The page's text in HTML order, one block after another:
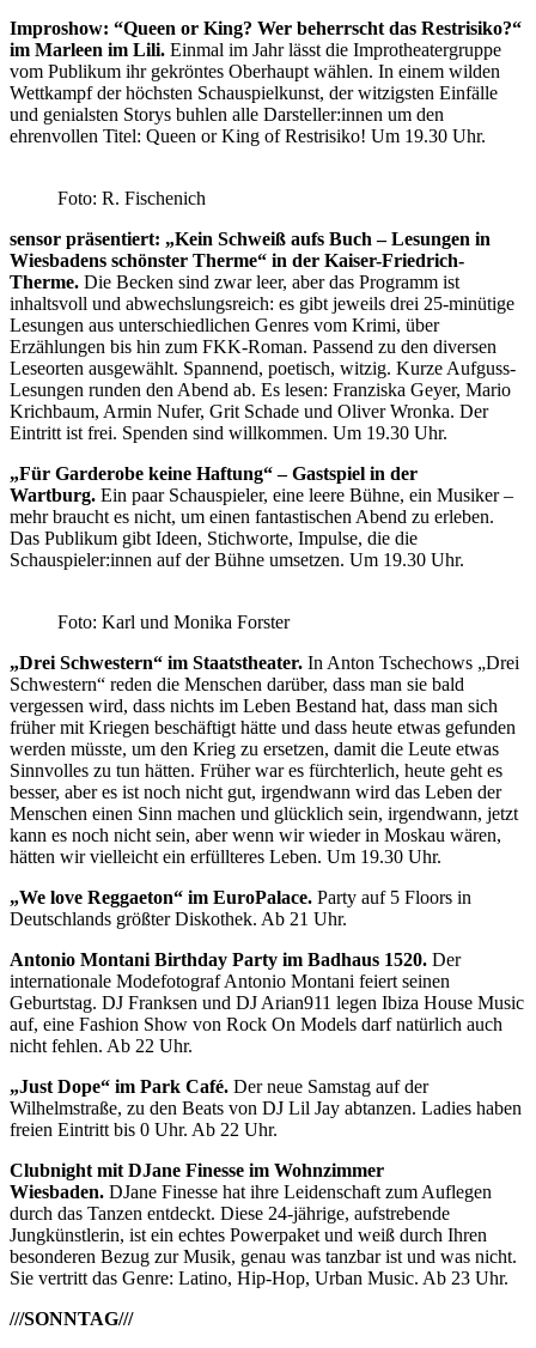
Improshow: “Queen or King? Wer beherrscht das Restrisiko?“
im Marleen im Lili. Einmal im Jahr lässt die Improtheatergruppe
vom Publikum ihr gekröntes Oberhaupt wählen. In einem wilden
Wettkampf der höchsten Schauspielkunst, der witzigsten Einfälle
und genialsten Storys buhlen alle Darsteller:innen um den
ehrenvollen Titel: Queen or King of Restrisiko! Um 19.30 Uhr.
Foto: R. Fischenich
sensor präsentiert: „Kein Schweiß aufs Buch – Lesungen in
Wiesbadens schönster Therme“ in der Kaiser-Friedrich-
Therme. Die Becken sind zwar leer, aber das Programm ist
inhaltsvoll und abwechslungsreich: es gibt jeweils drei 25-minütige
Lesungen aus unterschiedlichen Genres vom Krimi, über
Erzählungen bis hin zum FKK-Roman. Passend zu den diversen
Leseorten ausgewählt. Spannend, poetisch, witzig. Kurze Aufguss-
Lesungen runden den Abend ab. Es lesen: Franziska Geyer, Mario
Krichbaum, Armin Nufer, Grit Schade und Oliver Wronka. Der
Eintritt ist frei. Spenden sind willkommen. Um 19.30 Uhr.
„Für Garderobe keine Haftung“ – Gastspiel in der
Wartburg. Ein paar Schauspieler, eine leere Bühne, ein Musiker –
mehr braucht es nicht, um einen fantastischen Abend zu erleben.
Das Publikum gibt Ideen, Stichworte, Impulse, die die
Schauspieler:innen auf der Bühne umsetzen. Um 19.30 Uhr.
Foto: Karl und Monika Forster
„Drei Schwestern“ im Staatstheater. In Anton Tschechows „Drei
Schwestern“ reden die Menschen darüber, dass man sie bald
vergessen wird, dass nichts im Leben Bestand hat, dass man sich
früher mit Kriegen beschäftigt hätte und dass heute etwas gefunden
werden müsste, um den Krieg zu ersetzen, damit die Leute etwas
Sinnvolles zu tun hätten. Früher war es fürchterlich, heute geht es
besser, aber es ist noch nicht gut, irgendwann wird das Leben der
Menschen einen Sinn machen und glücklich sein, irgendwann, jetzt
kann es noch nicht sein, aber wenn wir wieder in Moskau wären,
hätten wir vielleicht ein erfüllteres Leben. Um 19.30 Uhr.
„We love Reggaeton“ im EuroPalace. Party auf 5 Floors in
Deutschlands größter Diskothek. Ab 21 Uhr.
Antonio Montani Birthday Party im Badhaus 1520. Der
internationale Modefotograf Antonio Montani feiert seinen
Geburtstag. DJ Franksen und DJ Arian911 legen Ibiza House Music
auf, eine Fashion Show von Rock On Models darf natürlich auch
nicht fehlen. Ab 22 Uhr.
„Just Dope“ im Park Café. Der neue Samstag auf der
Wilhelmstraße, zu den Beats von DJ Lil Jay abtanzen. Ladies haben
freien Eintritt bis 0 Uhr. Ab 22 Uhr.
Clubnight mit DJane Finesse im Wohnzimmer
Wiesbaden. DJane Finesse hat ihre Leidenschaft zum Auflegen
durch das Tanzen entdeckt. Diese 24-jährige, aufstrebende
Jungkünstlerin, ist ein echtes Powerpaket und weiß durch Ihren
besonderen Bezug zur Musik, genau was tanzbar ist und was nicht.
Sie vertritt das Genre: Latino, Hip-Hop, Urban Music. Ab 23 Uhr.
///SONNTAG///